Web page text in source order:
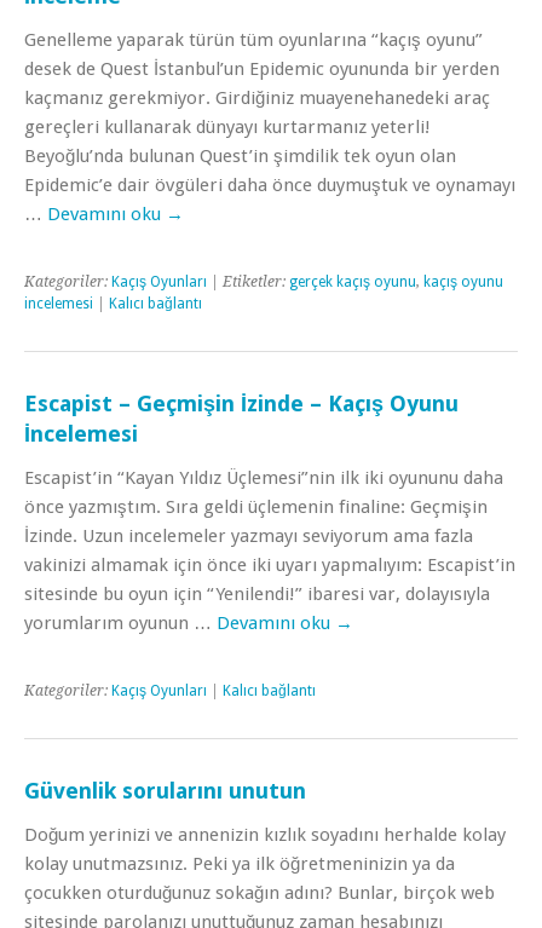
Genelleme yaparak türün tüm oyunlarına “kaçış oyunu”
desek de Quest İstanbul’un Epidemic oyununda bir yerden
kaçmanız gerekmiyor. Girdiğiniz muayenehanedeki araç
gereçleri kullanarak dünyayı kurtarmanız yeterli!
Beyoğlu’nda bulunan Quest’in şimdilik tek oyun olan
Epidemic’e dair övgüleri daha önce duymuştuk ve oynamayı
… Devamını oku →
Kategoriler: Kaçış Oyunları | Etiketler: gerçek kaçış oyunu, kaçış oyunu
incelemesi
Kalıcı bağlantı
Escapist – Geçmişin İzinde – Kaçış Oyunu
İncelemesi
Escapist’in “Kayan Yıldız Üçlemesi”nin ilk iki oyununu daha
önce yazmıştım. Sıra geldi üçlemenin finaline: Geçmişin
İzinde. Uzun incelemeler yazmayı seviyorum ama fazla
vakinizi almamak için önce iki uyarı yapmalıyım: Escapist’in
sitesinde bu oyun için “Yenilendi!” ibaresi var, dolayısıyla
yorumlarım oyunun … Devamını oku →
Kategoriler: Kaçış Oyunları Kalıcı bağlantı
Güvenlik sorularını unutun
Doğum yerinizi ve annenizin kızlık soyadını herhalde kolay
kolay unutmazsınız. Peki ya ilk öğretmeninizin ya da
çocukken oturduğunuz sokağın adını? Bunlar, birçok web
sitesinde parolanızı unuttuğunuz zaman hesabınızı